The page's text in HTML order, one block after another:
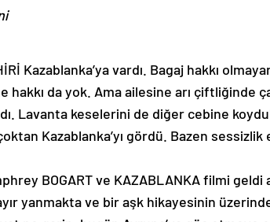
Kazablanka’ya vardı. Bagaj hakkı
da yok. Ama ailesine arı çiftliğinde
Lavanta keselerini de diğer cebine
Kazablanka’yı gördü. Bazen
BOGART ve KAZABLANKA filmi geldi
yanmakta ve bir aşk hikayesinin